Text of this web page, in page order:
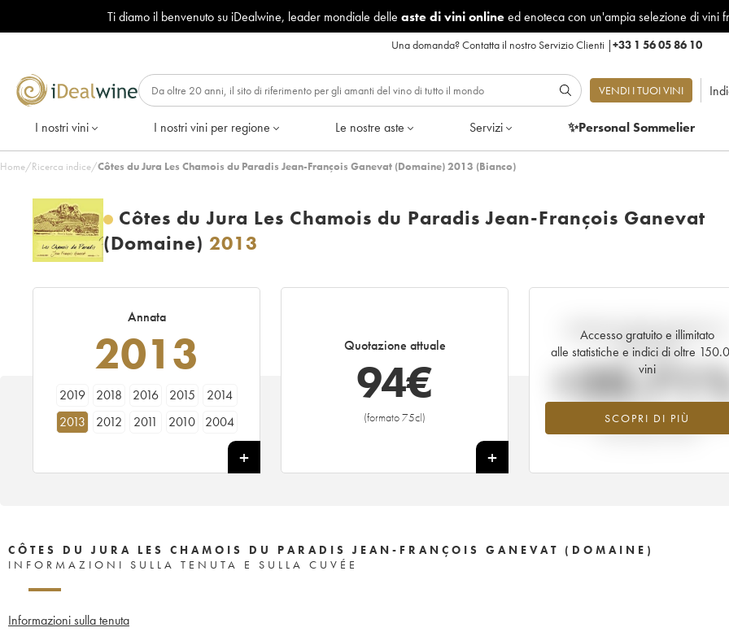
Ti diamo il benvenuto su iDealwine, leader mondiale delle aste di vini onlineed enoteca con un'ampia selezione di vini
Una domanda?Contatta il nostro Servizio Clienti |+33 1 56 05 86 10
VENDI I TUOI VINI
I nostri vini I nostri vini per regione Le nostre aste Servizi ✨Personal Sommelier
Home/Ricerca indice/Côtes du Jura Les Chamois du Paradis Jean-François Ganevat (Domaine) 2013 (Bianco)
Côtes du Jura Les Chamois du Paradis Jean-François Ganevat
(Domaine) 2013
Annata
2013
2019 2018 2016 2015
2014
2013
2012 2011 2010 2004
Quotazione attuale
94€
(formato 75cl)
+
Accesso gratuito e illimitato
alle statistiche e indici di oltre
vini
SCOPRI DI PIÙ
Andamento della quotazione in
tempo reale
Valore in aumento per l'annata 2013
2026 rispetto al 2025
CÔTES DU JURA LES CHAMOIS DU PARADIS JEAN-FRANÇOIS GANEVAT (DOMAINE)
INFORMAZIONI SULLA TENUTA E SULLA CUVÉE
Informazioni sulla tenuta